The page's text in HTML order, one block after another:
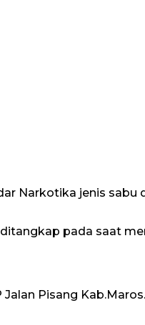
Narkotika jenis sabu
pada saat
Pisang